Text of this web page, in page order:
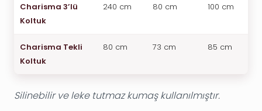
Charisma 3’lü
Koltuk
240 cm 80 cm 100 cm
Charisma Tekli
Koltuk
80 cm 73 cm 85 cm
Silinebilir ve leke tutmaz kumaş kullanılmıştır.